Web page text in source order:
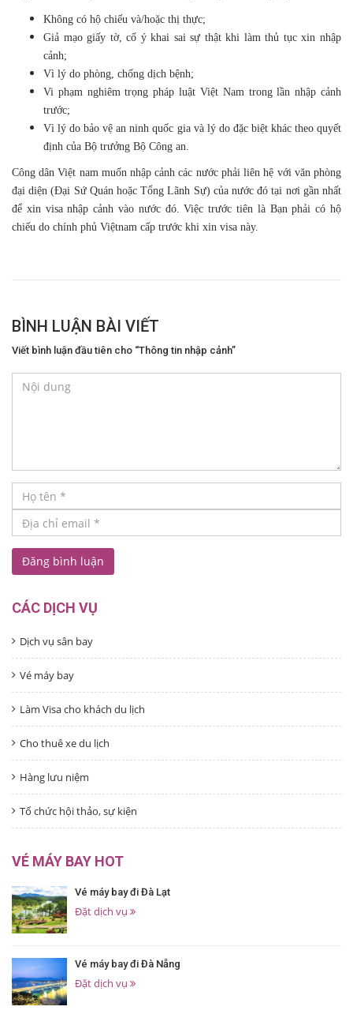
Không có hộ chiếu và/hoặc thị thực;
Giả mạo giấy tờ, cố ý khai sai sự thật khi làm thủ tục xin nhập
cảnh;
Vì lý do phòng, chống dịch bệnh;
Vi phạm nghiêm trọng pháp luật Việt Nam trong lần nhập cảnh
trước;
Vì lý do bảo vệ an ninh quốc gia và lý do đặc biệt khác theo quyết
định của Bộ trưởng Bộ Công an.
Công dân Việt nam muốn nhập cảnh các nước phải liên hệ với văn phòng
đại diện (Ðại Sứ Quán hoặc Tổng Lãnh Sự) của nước đó tại nơi gần nhất
để xin visa nhập cảnh vào nước đó. Việc trước tiên là Bạn phải có hộ
chiếu do chính phủ Việtnam cấp trước khi xin visa này.
BÌNH LUẬN BÀI VIẾT
Viết bình luận đầu tiên cho “Thông tin nhập cảnh”
CÁC DỊCH VỤ
Dịch vụ sân bay
Vé máy bay
Làm Visa cho khách du lịch
Cho thuê xe du lịch
Hàng lưu niệm
Tổ chức hội thảo, sự kiện
VÉ MÁY BAY HOT
Vé máy bay đi Đà Lạt
Đặt dịch vụ
Vé máy bay đi Đà Nẵng
Đặt dịch vụ